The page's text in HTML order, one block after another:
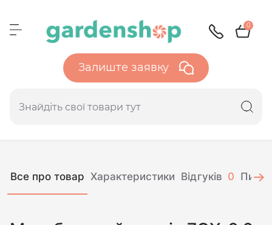
0
Залиште заявку
Все про товар Характеристики Відгуків 0